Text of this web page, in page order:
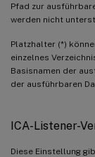
Pfad zur
werden nicht
Platzhalter (*)
einzelnes
Basisnamen der
der ausführbaren
ICA-Listener-
Diese Einstellung